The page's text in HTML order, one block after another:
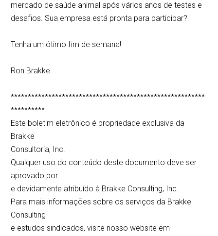
mercado de saúde animal após vários anos de testes e
desafios. Sua empresa está pronta para participar?
Tenha um ótimo fim de semana!
Ron Brakke
*********************************************************
**********
Este boletim eletrônico é propriedade exclusiva da
Brakke
Consultoria, Inc.
Qualquer uso do conteúdo deste documento deve ser
aprovado por
e devidamente atribuído à Brakke Consulting, Inc.
Para mais informações sobre os serviços da Brakke
Consulting
e estudos sindicados, visite nosso website em